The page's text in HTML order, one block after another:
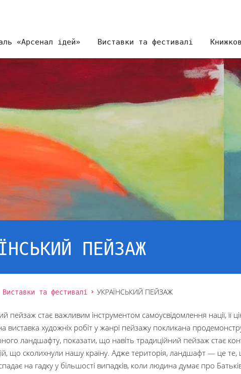
«Арсенал ідей» Виставки та фестивалі
ПЕЙЗАЖ
Виставки та фестивалі УКРАЇНСЬКИЙ ПЕЙЗАЖ
пейзаж стає важливим інструментом самоусвідомлення нації, її
виставка художніх робіт у жанрі пейзажу покликана
ландшафту, показати, що навіть традиційний пейзаж стає
що сколихнули нашу країну. Адже територія, ландшафт — це те,
на гадку у більшості випадків, коли людина думає про